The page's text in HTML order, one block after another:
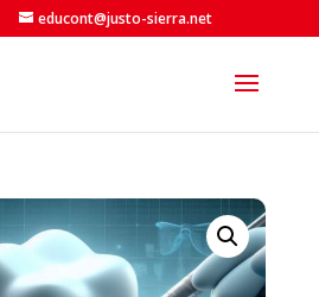
educont@justo-sierra.net